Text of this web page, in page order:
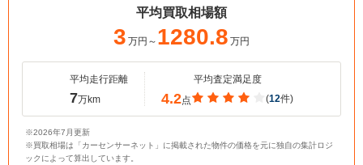
平均買取相場額
3 万円～ 1280.8 万円
平均走行距離
7万km
平均査定満足度
4.2点 (12件)
※2026年7月更新
※買取相場は「カーセンサーネット」に掲載された物件の価格を元に独自の集計ロジ
ックによって算出しています。